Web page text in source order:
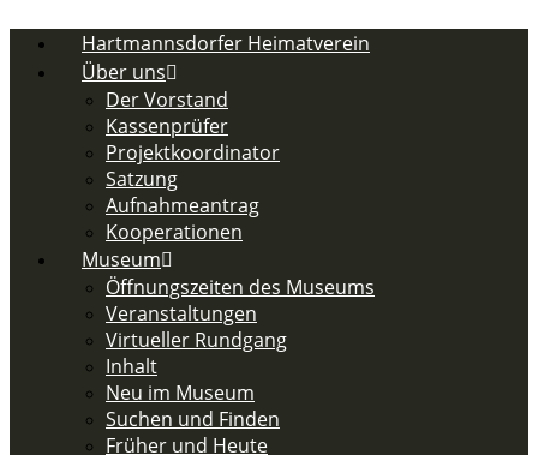
Inhalt
Hartmannsdorfer Heimatverein
Über uns
Der Vorstand
Kassenprüfer
Projektkoordinator
Satzung
Aufnahmeantrag
Kooperationen
Museum
Öffnungszeiten des Museums
Veranstaltungen
Virtueller Rundgang
Inhalt
Neu im Museum
Suchen und Finden
Früher und Heute